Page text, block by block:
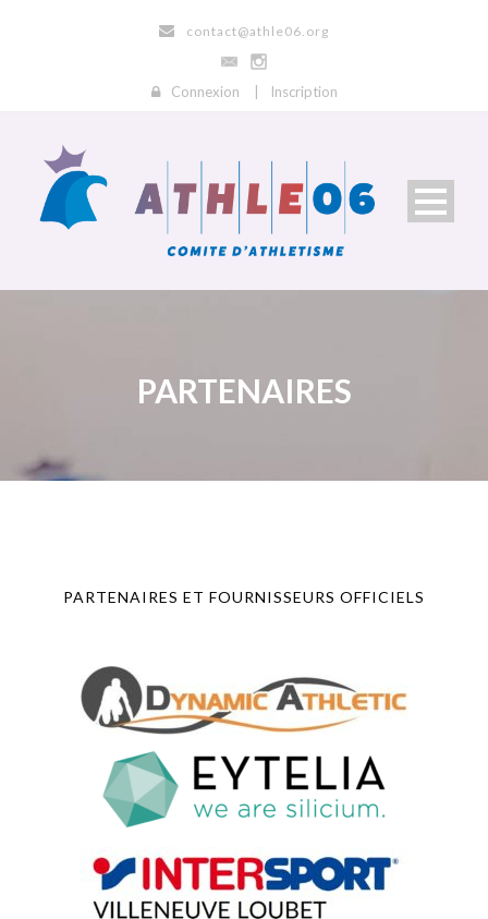
contact@athle06.org
Connexion Inscription
PARTENAIRES
PARTENAIRES ET FOURNISSEURS OFFICIELS